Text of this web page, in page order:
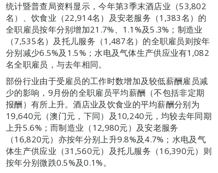
统计暨普查局资料显示，今年第3季末酒店业（53,802
名）、饮食业（22,914名）及安老服务（1,383名）的
全职雇员按年分别增加21.7%、1.1%及5.3%；制造业
（7,535名）及托儿服务（1,487名）的全职雇员则按年
分别减少6.5%及1.5%；水电及气体生产供应业有1,082
名全职雇员，与去年相同。
部份行业由于受雇员的工作时数增加及较低薪酬雇员减
少的影响，9月份的全职雇员平均薪酬（不包括非定期
报酬）有所上升。酒店业及饮食业的平均薪酬分别为
19,640元（澳门元，下同）及10,240元，均较去年同期
上升5.6%；而制造业（12,980元）及安老服务
（16,820元）亦按年分别上升9.8%及4.7%；水电及气
体生产供应业（31,560元）及托儿服务（16,390元）则
按年分别微跌0.5%及0.1%。